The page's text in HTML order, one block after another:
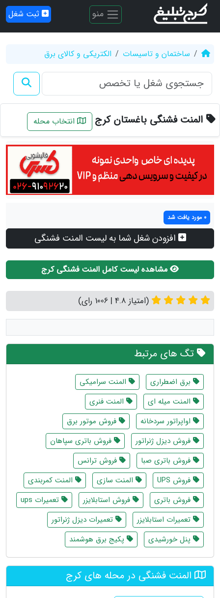
منو ثبت شغل
ساختمان و تاسیسات الکتریکی و کالای برق
المنت فشنگی باغستان کرج انتخاب محله
0 مورد یافت شد
افزودن شغل شما به لیست المنت فشنگی
مشاهده لیست کامل المنت فشنگی کرج
(امتیاز 4.8 | 1006 رای)
تگ های مرتبط
برق اضطراری
المنت سرامیکی
المنت میله ای
المنت فنری
اواپراتور سردخانه
فروش موتور برق
فروش دیزل ژنراتور
فروش باتری سپاهان
فروش باتری صبا
فروش ترانس
فروش UPS
المنت سازی
المنت کمربندی
فروش باتری
فروش استابلایزر
تعمیرات ups
تعمیرات استابلایزر
تعمیرات دیزل ژنراتور
پنل خورشیدی
پکیج برق هوشمند
المنت فشنگی در محله های کرج